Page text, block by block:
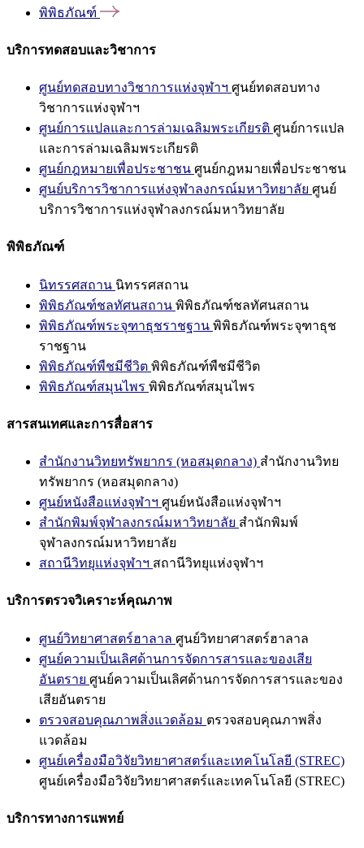
พิพิธภัณฑ์
บริการทดสอบและวิชาการ
ศูนย์ทดสอบทางวิชาการแห่งจุฬาฯ ศูนย์ทดสอบทาง
วิชาการแห่งจุฬาฯ
ศูนย์การแปลและการล่ามเฉลิมพระเกียรติ ศูนย์การแปล
และการล่ามเฉลิมพระเกียรติ
ศูนย์กฎหมายเพื่อประชาชน ศูนย์กฎหมายเพื่อประชาชน
ศูนย์บริการวิชาการแห่งจุฬาลงกรณ์มหาวิทยาลัย ศูนย์
บริการวิชาการแห่งจุฬาลงกรณ์มหาวิทยาลัย
พิพิธภัณฑ์
นิทรรศสถาน นิทรรศสถาน
พิพิธภัณฑ์ชลทัศนสถาน พิพิธภัณฑ์ชลทัศนสถาน
พิพิธภัณฑ์พระจุฑาธุชราชฐาน พิพิธภัณฑ์พระจุฑาธุช
ราชฐาน
พิพิธภัณฑ์พืชมีชีวิต พิพิธภัณฑ์พืชมีชีวิต
พิพิธภัณฑ์สมุนไพร พิพิธภัณฑ์สมุนไพร
สารสนเทศและการสื่อสาร
สำนักงานวิทยทรัพยากร (หอสมุดกลาง) สำนักงานวิทย
ทรัพยากร (หอสมุดกลาง)
ศูนย์หนังสือแห่งจุฬาฯ ศูนย์หนังสือแห่งจุฬาฯ
สำนักพิมพ์จุฬาลงกรณ์มหาวิทยาลัย สำนักพิมพ์
จุฬาลงกรณ์มหาวิทยาลัย
สถานีวิทยุแห่งจุฬาฯ สถานีวิทยุแห่งจุฬาฯ
บริการตรวจวิเคราะห์คุณภาพ
ศูนย์วิทยาศาสตร์ฮาลาล ศูนย์วิทยาศาสตร์ฮาลาล
ศูนย์ความเป็นเลิศด้านการจัดการสารและของเสีย
อันตราย ศูนย์ความเป็นเลิศด้านการจัดการสารและของ
เสียอันตราย
ตรวจสอบคุณภาพสิ่งแวดล้อม ตรวจสอบคุณภาพสิ่ง
แวดล้อม
ศูนย์เครื่องมือวิจัยวิทยาศาสตร์และเทคโนโลยี (STREC)
ศูนย์เครื่องมือวิจัยวิทยาศาสตร์และเทคโนโลยี (STREC)
บริการทางการแพทย์